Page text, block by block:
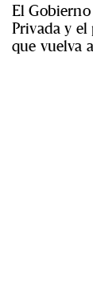
El
Privada y
que vuelva